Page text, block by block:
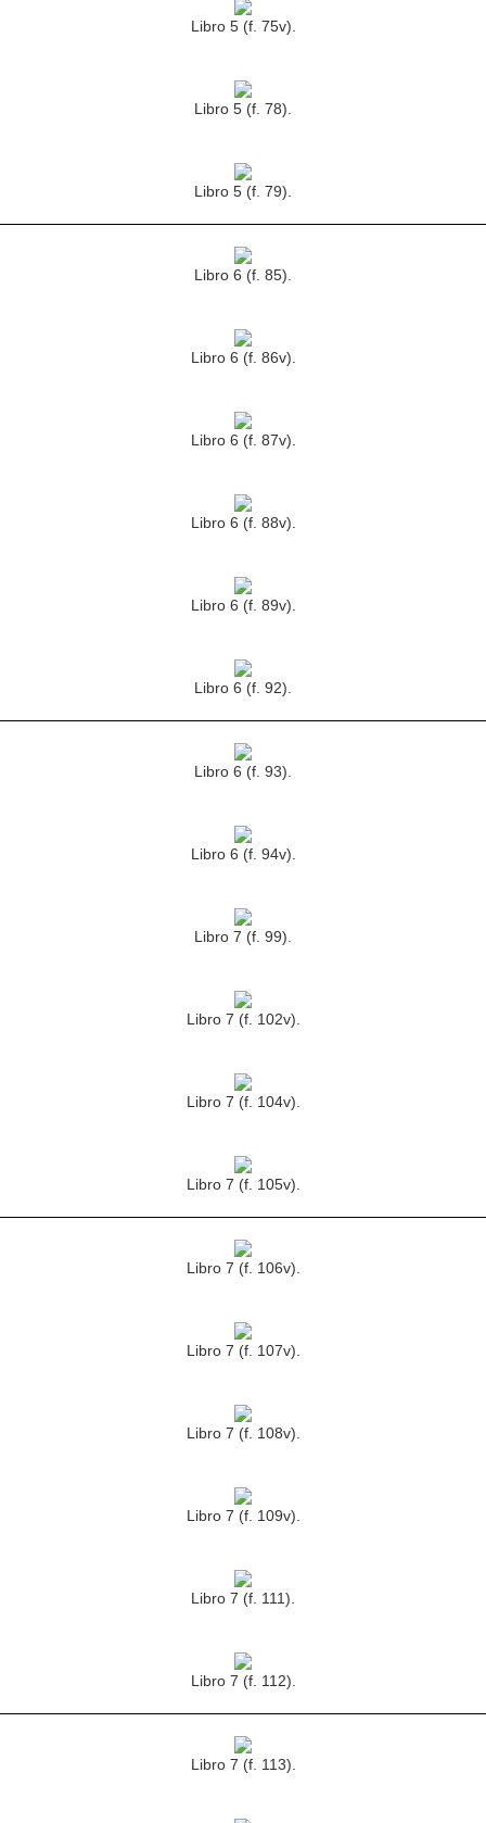
Libro 5 (f. 75v).
Libro 5 (f. 78).
Libro 5 (f. 79).
Libro 6 (f. 85).
Libro 6 (f. 86v).
Libro 6 (f. 87v).
Libro 6 (f. 88v).
Libro 6 (f. 89v).
Libro 6 (f. 92).
Libro 6 (f. 93).
Libro 6 (f. 94v).
Libro 7 (f. 99).
Libro 7 (f. 102v).
Libro 7 (f. 104v).
Libro 7 (f. 105v).
Libro 7 (f. 106v).
Libro 7 (f. 107v).
Libro 7 (f. 108v).
Libro 7 (f. 109v).
Libro 7 (f. 111).
Libro 7 (f. 112).
Libro 7 (f. 113).